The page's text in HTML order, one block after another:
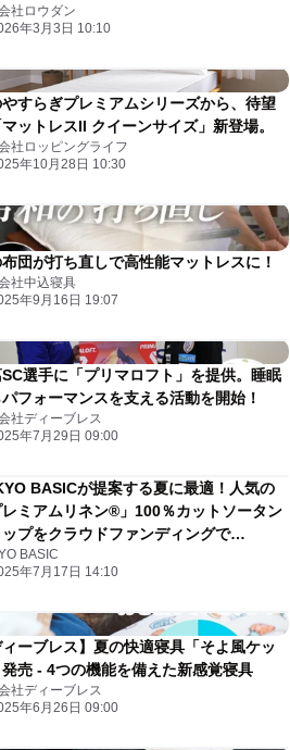
社ロウダン
年3月3日 10:10
やすらぎプレミアムシリーズから、待望
ットレスII クイーンサイズ」新登場。
社ロッピングライフ
年10月28日 10:30
団が打ち直しで高性能マットレスに！
社中込寝具
年9月16日 19:07
選手に「プリマロフト」を提供。睡眠
フォーマンスを支える活動を開始！
社ディーブレス
年7月29日 09:00
BASICが提案する夏に最適！人気の
レミアムリネン®」100％カットソータン
プをクラウドファンディングで
金）～販売スタート！
BASIC
年7月17日 14:10
ィーブレス】夏の快適寝具「そよ風ケッ
発売 - 4つの機能を備えた新感覚寝具
社ディーブレス
年6月26日 09:00